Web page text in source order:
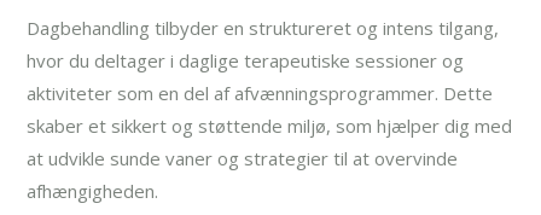
Dagbehandling tilbyder en struktureret og intens tilgang,
hvor du deltager i daglige terapeutiske sessioner og
aktiviteter som en del af afvænningsprogrammer. Dette
skaber et sikkert og støttende miljø, som hjælper dig med
at udvikle sunde vaner og strategier til at overvinde
afhængigheden.